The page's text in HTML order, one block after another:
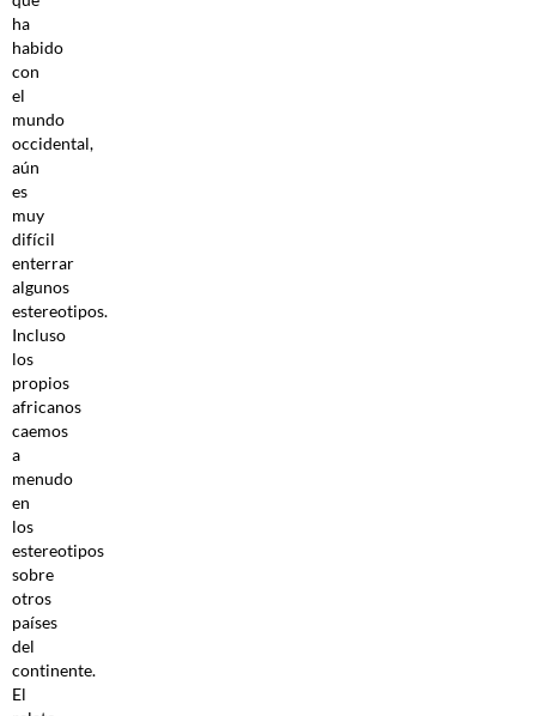
ha
habido
con
el
mundo
occidental,
aún
es
muy
difícil
enterrar
algunos
estereotipos.
Incluso
los
propios
africanos
caemos
a
menudo
en
los
estereotipos
sobre
otros
países
del
continente.
El